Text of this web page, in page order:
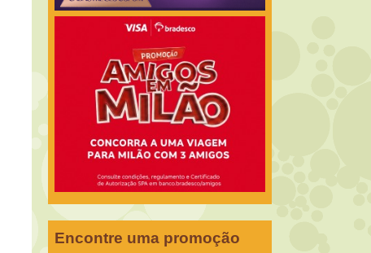
Encontre uma promoção